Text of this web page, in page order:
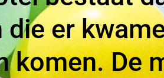
die er
komen. De